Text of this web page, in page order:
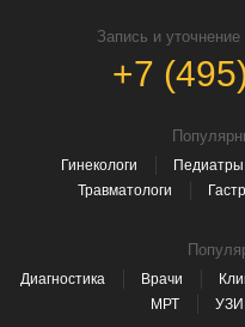
Запись и
+7
Гинекологи Педиатры
Травматологи
Диагностика Врачи
МРТ
УЗИ